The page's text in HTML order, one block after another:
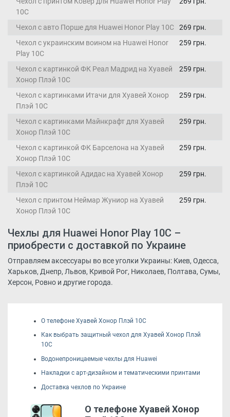
10C
Чехол с авто Порше для Huawei Honor Play 10C
269 грн.
Чехол с украинским воином на Huawei Honor
Play 10C
259 грн.
Чехол с картинкой ФК Реал Мадрид на Хуавей
Хонор Плэй 10С
259 грн.
Чехол с картинками Итачи для Хуавей Хонор
Плэй 10С
259 грн.
Чехол с картинками Майнкрафт для Хуавей
Хонор Плэй 10С
259 грн.
Чехол с картинкой ФК Барселона на Хуавей
Хонор Плэй 10С
259 грн.
Чехол с картинкой Адидас на Хуавей Хонор
Плэй 10С
259 грн.
Чехол с принтом Неймар Жуниор на Хуавей
Хонор Плэй 10С
259 грн.
Чехлы для Huawei Honor Play 10C –
приобрести с доставкой по Украине
Отправляем аксессуары во все уголки Украины: Киев, Одесса,
Харьков, Днепр, Львов, Кривой Рог, Николаев, Полтава, Сумы,
Херсон, Ровно и другие города.
О телефоне Хуавей Хонор Плэй 10С
Как выбрать защитный чехол для Хуавей Хонор Плэй
10С
Водонепроницаемые чехлы для Huawei
Накладки с арт-дизайном и тематическими принтами
Доставка чехлов по Украине
О телефоне Хуавей Хонор